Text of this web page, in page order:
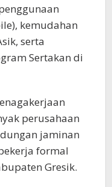
kemudahan
serta
Sertakan di
perusahaan
jaminan
formal
Gresik.